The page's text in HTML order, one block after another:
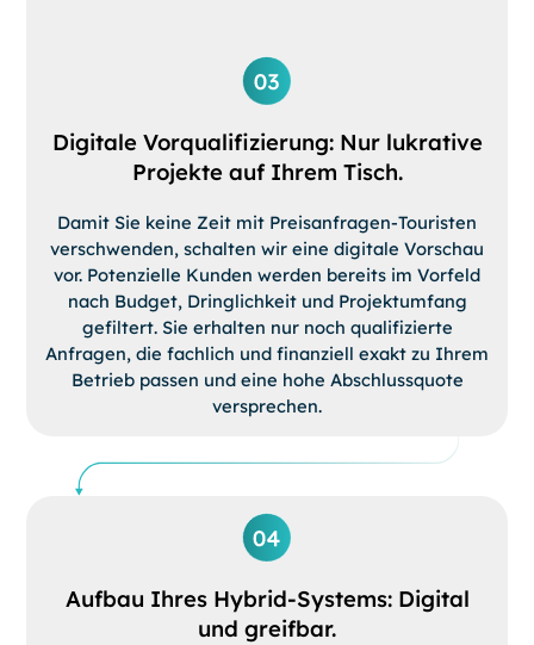
Digitale Vorqualifizierung: Nur lukrative
Projekte auf Ihrem Tisch.
Damit Sie keine Zeit mit Preisanfragen-Touristen
verschwenden, schalten wir eine digitale Vorschau
vor. Potenzielle Kunden werden bereits im Vorfeld
nach Budget, Dringlichkeit und Projektumfang
gefiltert. Sie erhalten nur noch qualifizierte
Anfragen, die fachlich und finanziell exakt zu Ihrem
Betrieb passen und eine hohe Abschlussquote
versprechen.
Aufbau Ihres Hybrid-Systems: Digital
und greifbar.